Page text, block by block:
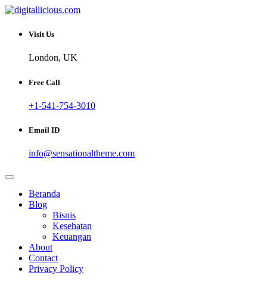
Skip
content
digitallicious.com
Sharing Digital Information
Visit Us
London, UK
Free Call
+1-541-754-3010
Email ID
info@sensationaltheme.com
Beranda
Blog
Bisnis
Kesehatan
Keuangan
About
Contact
Privacy Policy